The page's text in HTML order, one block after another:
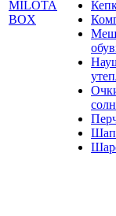
MILOTA
BOX